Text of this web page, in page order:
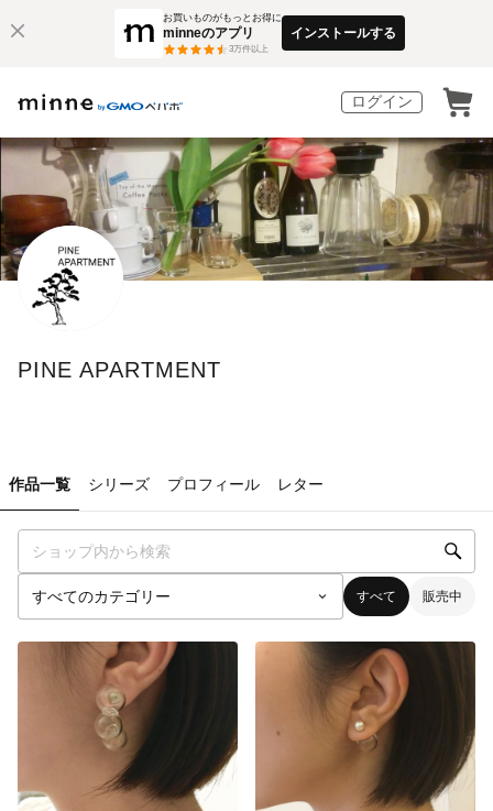
お買いものがもっとお得に
minneのアプリ
3万件以上
インストールする
ログイン
PINE APARTMENT
作品一覧 シリーズ プロフィール レター
すべて 販売中